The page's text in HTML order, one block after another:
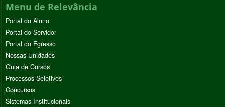
Menu de Relevância
Portal do Aluno
Portal do Servidor
Portal do Egresso
Nossas Unidades
Guia de Cursos
Processos Seletivos
Concursos
Sistemas Institucionais